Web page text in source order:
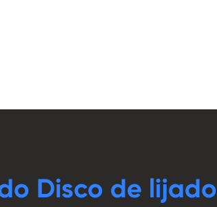
Disco de lijado